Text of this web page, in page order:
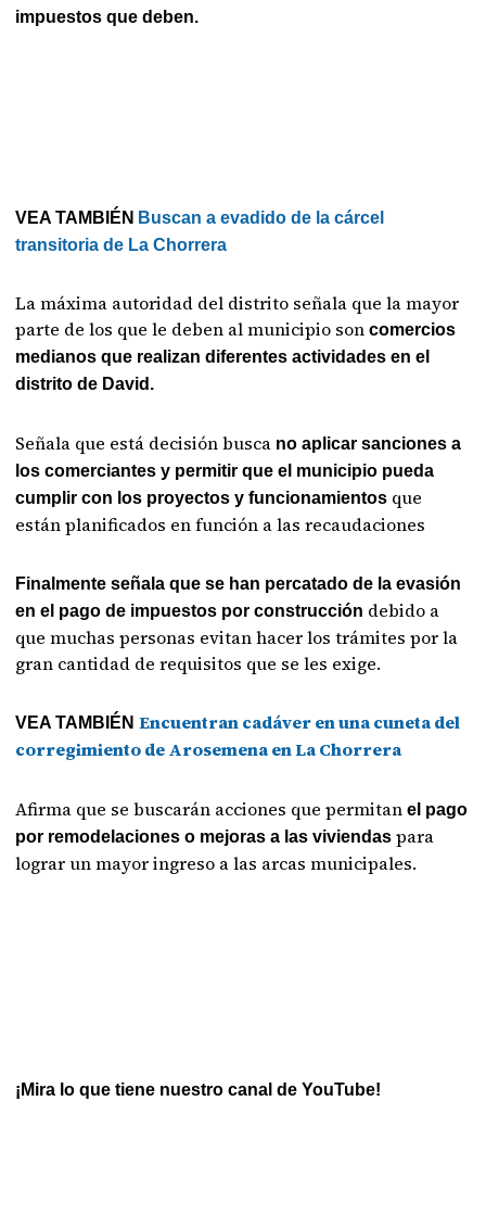
impuestos que deben.
VEA TAMBIÉN Buscan a evadido de la cárcel
transitoria de La Chorrera
La máxima autoridad del distrito señala que la mayor
parte de los que le deben al municipio soncomercios
medianos que realizan diferentes actividades en el
distrito de David.
Señala que está decisión busca no aplicar sanciones a
los comerciantes y permitir que el municipio pueda
cumplir con los proyectos y funcionamientos que
están planificados en función a las recaudaciones
Finalmente señala que se han percatado de la evasión
en el pago de impuestos por construcción debido a
que muchas personas evitan hacer los trámites por la
gran cantidad de requisitos que se les exige.
VEA TAMBIÉNEncuentran cadáver en una cuneta del
corregimiento de Arosemena en La Chorrera
Afirma que se buscarán acciones que permitanel pago
por remodelaciones o mejoras a las viviendas para
lograr un mayor ingreso a las arcas municipales.
¡Mira lo que tiene nuestro canal de YouTube!